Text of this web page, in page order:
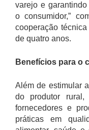
varejo e
o consumidor,”
cooperação
de quatro anos.
Benefícios para o
Além de estimular
do produtor
fornecedores e
práticas em